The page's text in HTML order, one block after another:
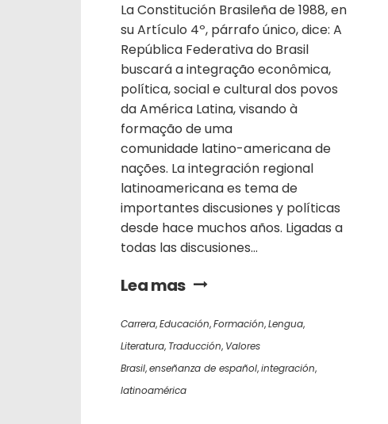
La Constitución Brasileña de 1988, en
su Artículo 4º, párrafo único, dice: A
República Federativa do Brasil
buscará a integração econômica,
política, social e cultural dos povos
da América Latina, visando à
formação de uma
comunidade latino-americana de
nações. La integración regional
latinoamericana es tema de
importantes discusiones y políticas
desde hace muchos años. Ligadas a
todas las discusiones...
Lea mas
Carrera,Educación,Formación,Lengua,
Literatura, Traducción, Valores
Brasil,enseñanza de español,integración,
latinoamérica